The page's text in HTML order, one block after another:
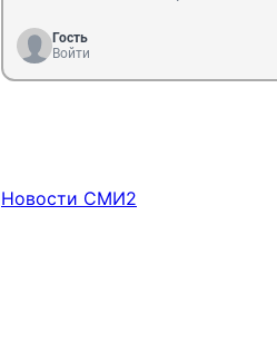
Гость
Войти
Новости СМИ2